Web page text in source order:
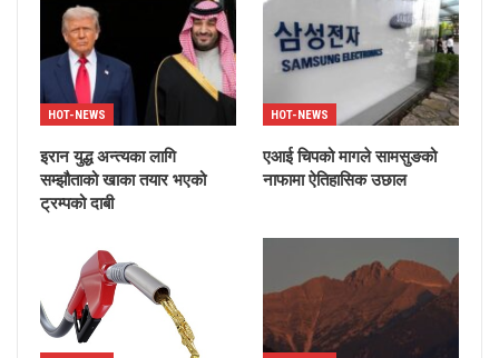
HOT-NEWS
इरान युद्ध अन्त्यका लागि
सम्झौताको खाका तयार भएको
ट्रम्पको दाबी
HOT-NEWS
एआई चिपको मागले सामसुङको
नाफामा ऐतिहासिक उछाल